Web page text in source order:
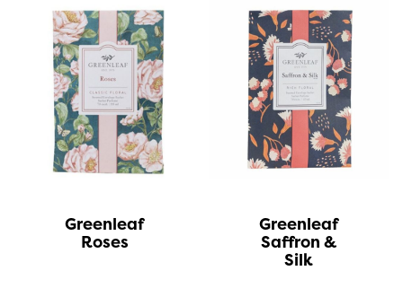
Greenleaf
Roses
Greenleaf
Saffron &
Silk